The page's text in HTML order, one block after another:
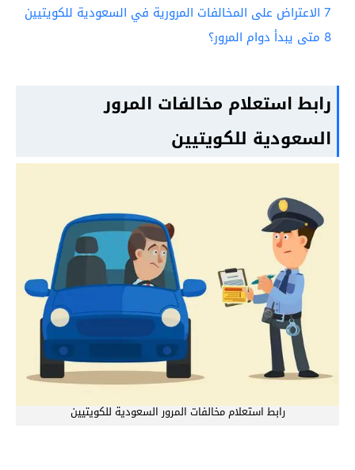
7 الاعتراض على المخالفات المرورية في السعودية للكويتيين
8 متى يبدأ دوام المرور؟
رابط استعلام مخالفات المرور
السعودية للكويتيين
رابط استعلام مخالفات المرور السعودية للكويتيين